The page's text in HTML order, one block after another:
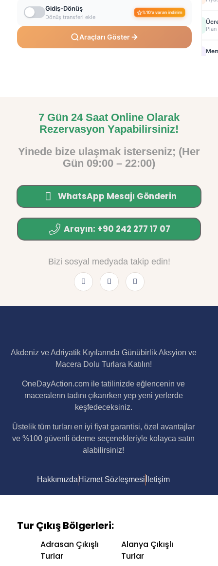
7 Gün 24 Saat Online Olarak
Rezervasyon Yapabilirsiniz!
Yinede bize ulaşmak isterseniz; (Her
Gün 09:00 – 22:00)
WhatsApp Mesajı Gönderin
Arayın: +90 242 277 17 07
Bizi sosyal medyada takip edin!
Akdeniz ve Adriyatik Kıyılarında Günübirlik Aksyion ve
Macera Dolu Turlara Katılın!
OneDayAction.com ile tatilinizde eğlencenin ve
maceralerın tadını çıkarırken yep yeni yerlerde
keşfedeceksiniz.
Üstelik tüm turları en iyi fiyat garantisi, özel avantajlar
ve %100 güvenli ödeme seçenekleriyle kolayca satın
alabilirsiniz!
Hakkımızda Hizmet Sözleşmesi İletişim
Tur Çıkış Bölgerleri:
Adrasan Çıkışlı
Turlar
Alanya Çıkışlı
Turlar